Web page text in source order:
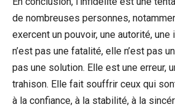
de nombreuses personnes,
exercent un pouvoir, une autorité,
n’est pas une fatalité, elle n’est pas
pas une solution. Elle est une erreur,
trahison. Elle fait souffrir ceux qui
à la confiance, à la stabilité, à la